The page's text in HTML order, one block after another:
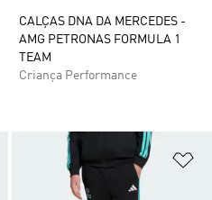
CALÇAS DNA DA MERCEDES -
AMG PETRONAS FORMULA 1
TEAM
Criança Performance
Adicionar à Lista de Desejos